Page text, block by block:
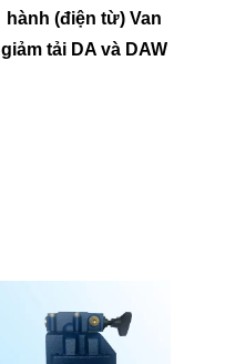
hành (điện từ) Van
giảm tải DA và DAW